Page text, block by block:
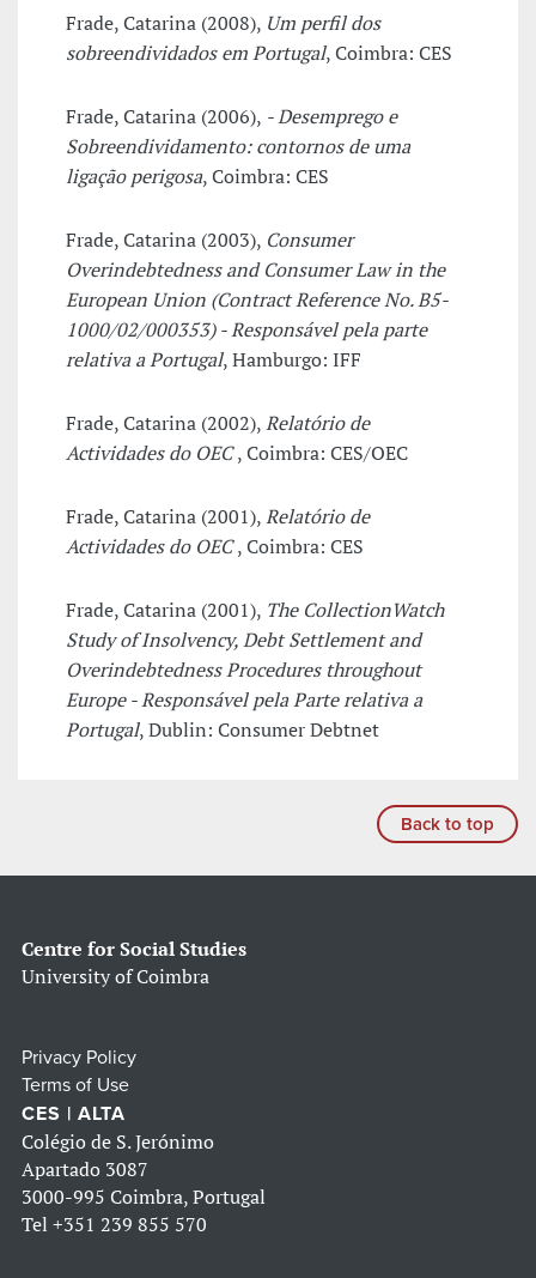
Frade, Catarina (2008), Um perfil dos
sobreendividados em Portugal, Coimbra: CES
Frade, Catarina (2006), - Desemprego e
Sobreendividamento: contornos de uma
ligação perigosa, Coimbra: CES
Frade, Catarina (2003), Consumer
Overindebtedness and Consumer Law in the
European Union (Contract Reference No. B5-
1000/02/000353) - Responsável pela parte
relativa a Portugal, Hamburgo: IFF
Frade, Catarina (2002),Relatório de
Actividades do OEC, Coimbra: CES/OEC
Frade, Catarina (2001),Relatório de
Actividades do OEC, Coimbra: CES
Frade, Catarina (2001), The CollectionWatch
Study of Insolvency, Debt Settlement and
Overindebtedness Procedures throughout
Europe - Responsável pela Parte relativa a
Portugal, Dublin: Consumer Debtnet
Back to top
Centre for Social Studies
University of Coimbra
Privacy Policy
Terms of Use
CES | ALTA
Colégio de S. Jerónimo
Apartado 3087
3000-995 Coimbra, Portugal
Tel +351 239 855 570